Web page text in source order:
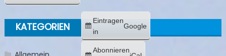
Eintragen
in
Google
Abonnieren
KATEGORIEN